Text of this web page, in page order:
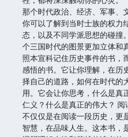
那个时代政治、经济、军事、
你可以了解到当时士族的权力
态，以及不同学派思想的碰撞
个三国时代的图景更加立体和
照本宣科记住历史事件的书，
感悟的书。它让你理解，在历
择自己的道路，如何在时代的
用。它会让你思考，什么是真
仁义？什么是真正的伟大？
不仅仅是在阅读一段历史，更
智慧，在品味人生。这本书，